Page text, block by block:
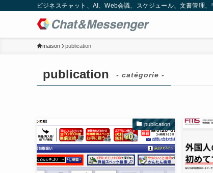
ビジネスチャット、AI、Web会議、スケジュール、文書管理
maison publication
publication - catégorie -
publication